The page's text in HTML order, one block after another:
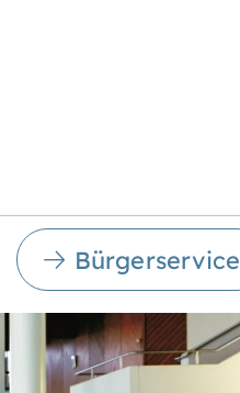
Bürgerservice